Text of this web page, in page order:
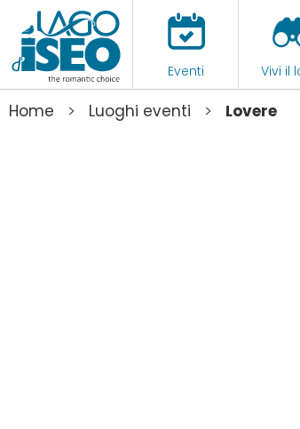
Eventi Vivi il
Home > Luoghi eventi > Lovere